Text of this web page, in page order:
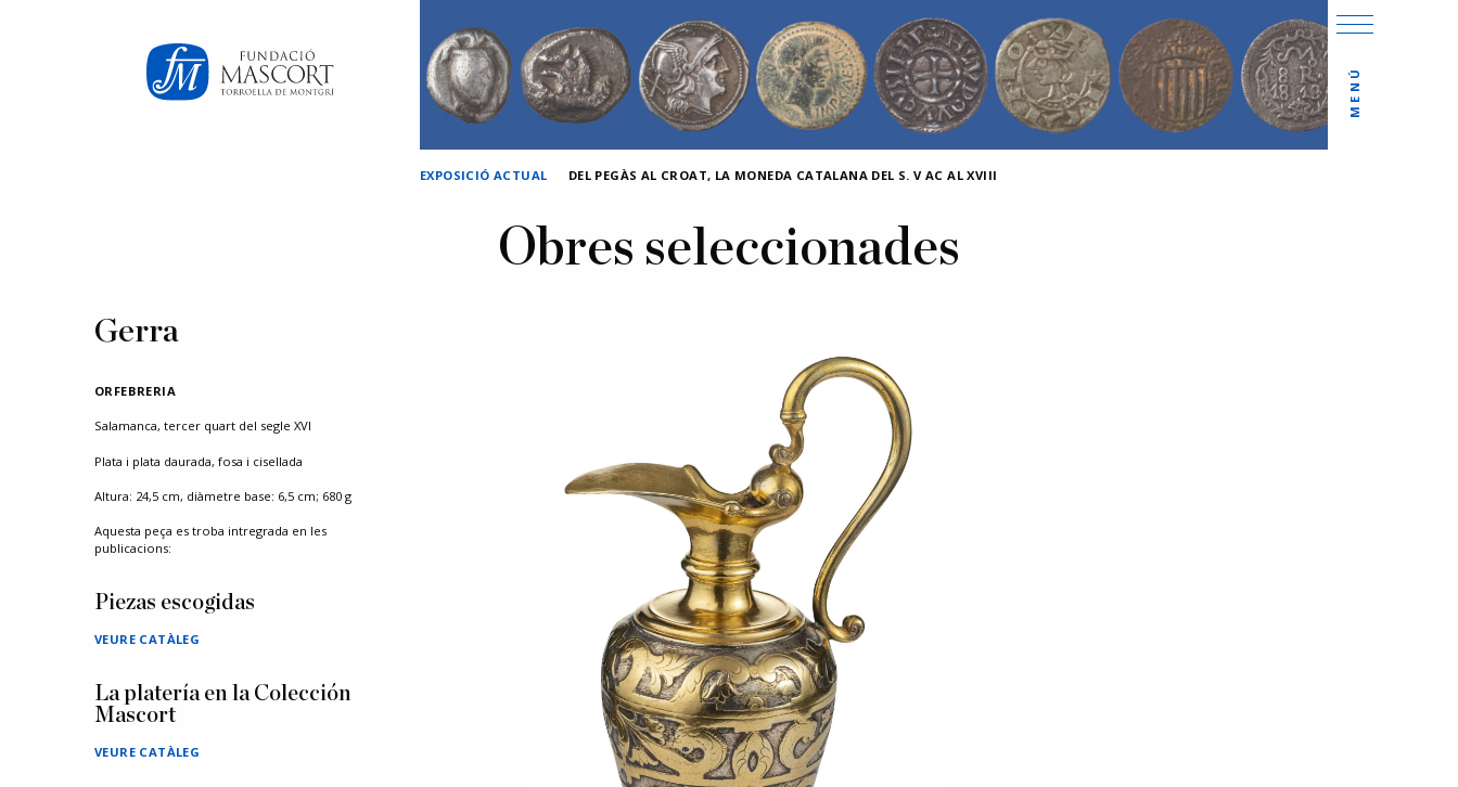
MENÚ
EXPOSICIÓ ACTUAL DEL PEGÀS AL CROAT, LA MONEDA CATALANA DEL S. V AC AL XVIII
Obres seleccionades
Gerra
ORFEBRERIA
Salamanca, tercer quart del segle XVI
Plata i plata daurada, fosa i cisellada
Altura: 24,5 cm, diàmetre base: 6,5 cm; 680 g
Aquesta peça es troba intregrada en les
publicacions:
Piezas escogidas
VEURE CATÀLEG
La platería en la Colección
Mascort
VEURE CATÀLEG